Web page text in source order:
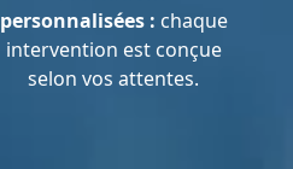
personnalisées : chaque
intervention est conçue
selon vos attentes.